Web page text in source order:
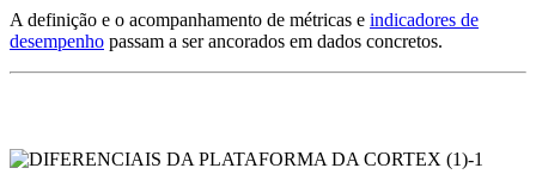
A definição e o acompanhamento de métricas e indicadores de
desempenho passam a ser ancorados em dados concretos.